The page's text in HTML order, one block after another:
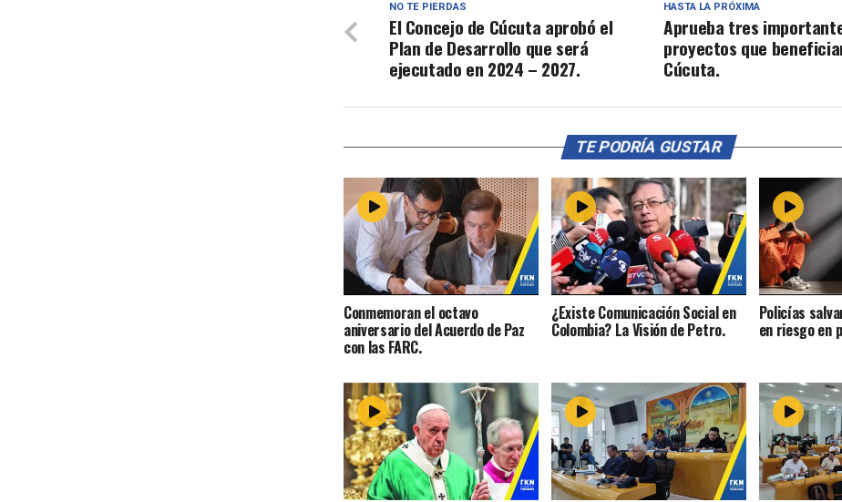
HASTA LA PRÓXIMA
Aprueba tres
proyectos que
Cúcuta.
NO TE PIERDAS
El Concejo de Cúcuta aprobó el
Plan de Desarrollo que será
ejecutado en 2024 – 2027.
TE PODRÍA GUSTAR
Conmemoran el octavo
aniversario del Acuerdo de Paz
con las FARC.
¿Existe Comunicación Social en
Colombia? La Visión de Petro.
Policías
en riesgo en